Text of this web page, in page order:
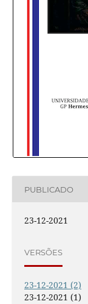
PUBLICADO
23-12-2021
VERSÕES
23-12-2021 (2)
23-12-2021 (1)